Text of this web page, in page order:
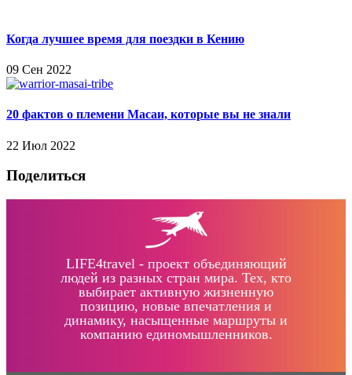
Когда лучшее время для поездки в Кению
09 Сен 2022
20 фактов о племени Масаи, которые вы не знали
22 Июл 2022
Поделиться
LIFE4travel - проект объединяющий
людей из разных стран мира. Тех, кто
выбирает активную жизненную
позицию, новые впечатления и
динамику, насыщенные маршруты и
компанию единомышленников.